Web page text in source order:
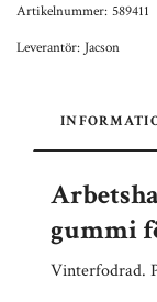
Artikelnummer: 589411
Leverantör: Jacson
gummi
Vinterfodrad.